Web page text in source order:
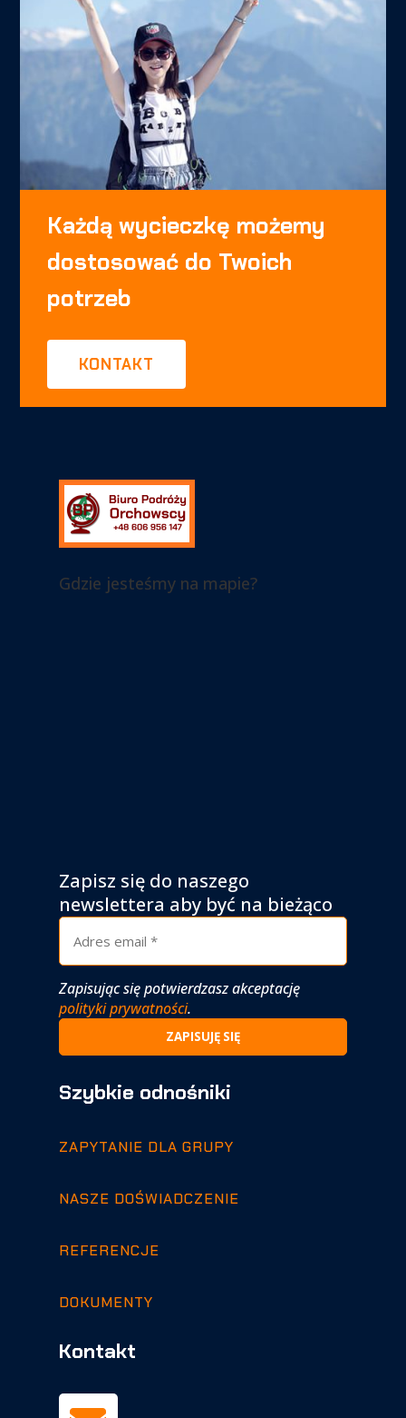
Każdą wycieczkę możemy
dostosować do Twoich
potrzeb
KONTAKT
Gdzie jesteśmy na mapie?
Zapisz się do naszego
newslettera aby być na bieżąco
Zapisując się potwierdzasz akceptację
polityki prywatności.
Szybkie odnośniki
ZAPYTANIE DLA GRUPY
NASZE DOŚWIADCZENIE
REFERENCJE
DOKUMENTY
Kontakt